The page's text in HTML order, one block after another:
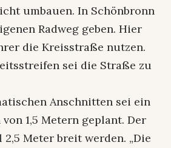
umbauen. In Schönbronn
Radweg geben. Hier
die Kreisstraße nutzen.
sei die Straße zu
Anschnitten sei ein
1,5 Metern geplant. Der
2,5 Meter breit werden. „Die